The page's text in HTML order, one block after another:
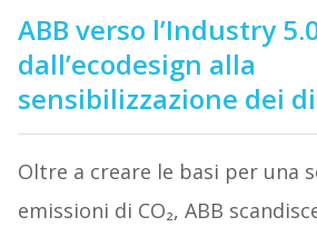
ABB verso l’Industry
dall’ecodesign alla
sensibilizzazione dei
Oltre a creare le basi per una
emissioni di CO₂, ABB